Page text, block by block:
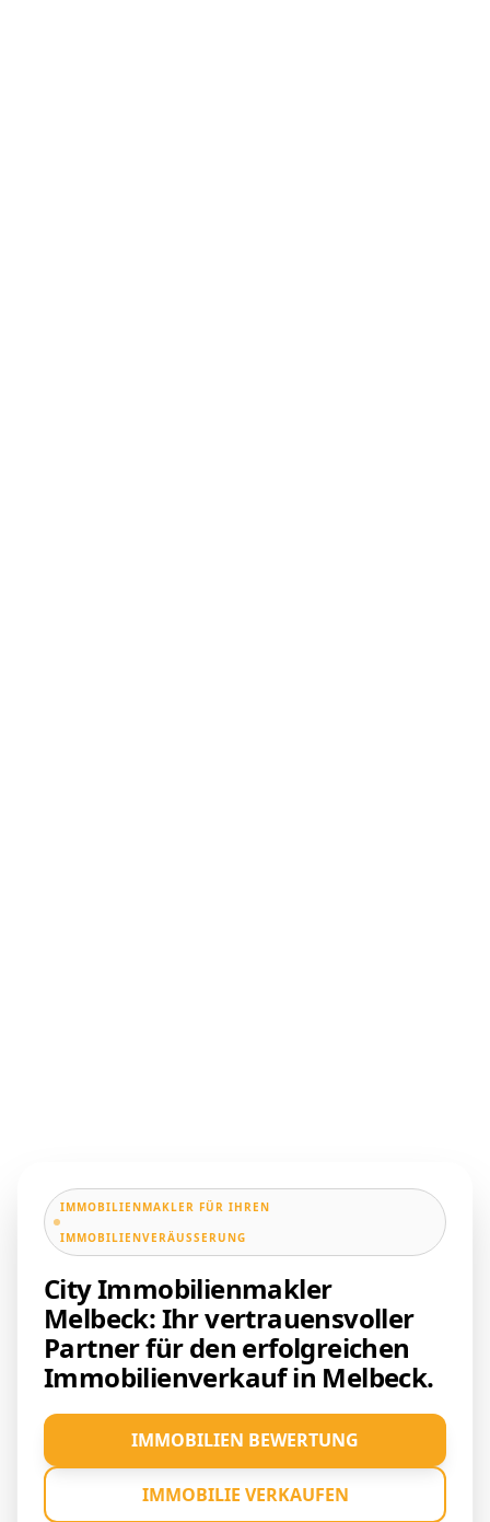
IMMOBILIENMAKLER FÜR IHREN
IMMOBILIENVERÄUSSERUNG
City Immobilienmakler
Melbeck: Ihr vertrauensvoller
Partner für den erfolgreichen
Immobilienverkauf in Melbeck.
IMMOBILIEN BEWERTUNG
IMMOBILIE VERKAUFEN